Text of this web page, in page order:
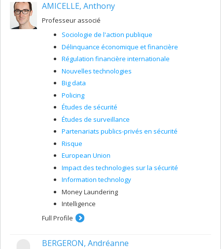
AMICELLE, Anthony
Professeur associé
Sociologie de l'action publique
Délinquance économique et financière
Régulation financière internationale
Nouvelles technologies
Big data
Policing
Études de sécurité
Études de surveillance
Partenariats publics-privés en sécurité
Risque
European Union
Impact des technologies sur la sécurité
Information technology
Money Laundering
Intelligence
Full Profile
BERGERON, Andréanne